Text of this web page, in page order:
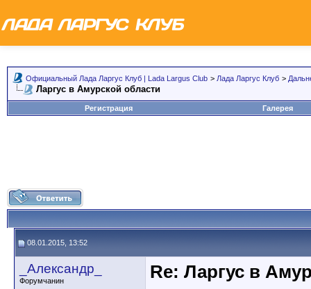
Официальный Лада Ларгус Клуб | Lada Largus Club > Лада Ларгус Клуб >
Ларгус в Амурской области
Регистрация Галерея
08.01.2015, 13:52
_Александр_
Форумчанин
Re: Ларгус в